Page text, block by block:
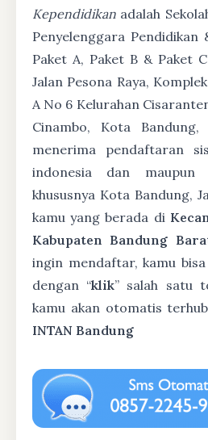
Kependidikan adalah
Penyelenggara Pendidikan
Paket A, Paket B & Paket
Jalan Pesona Raya,
A No 6 Kelurahan
Cinambo, Kota
menerima pendaftaran
indonesia dan
khususnya Kota Bandung,
kamu yang berada di
Kabupaten Bandung
ingin mendaftar, kamu
dengan “klik” salah satu
kamu akan otomatis
INTAN Bandung